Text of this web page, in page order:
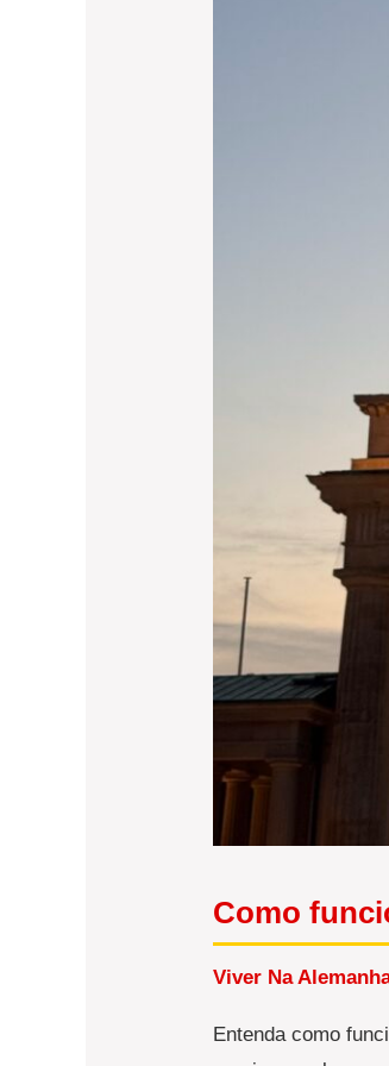
Como
Viver Na
Entenda como